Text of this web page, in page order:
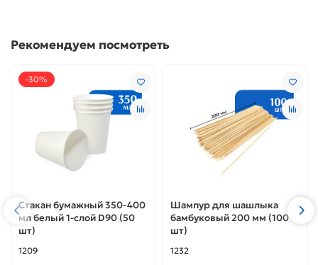
Рекомендуем посмотреть
-30%
Стакан бумажный 350-400
мл белый 1-слой D90 (50
шт)
1209
Шампур для шашлыка
бамбуковый 200 мм (100
шт)
1232